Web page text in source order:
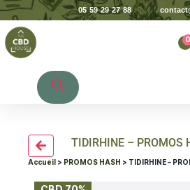
05 59 29 27 88
0
TIDIRHINE – PROMOS
Accueil > PROMOS HASH > TIDIRHINE –